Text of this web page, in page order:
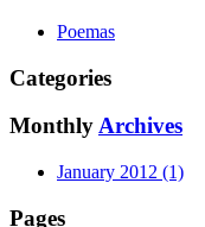
Poemas
Categories
MonthlyArchives
January 2012 (1)
Pages